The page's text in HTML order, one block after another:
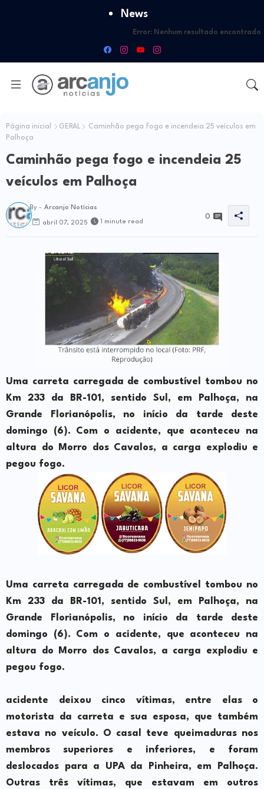
News
Error: Nenhum resultado encontrado
Página inicial GERAL
Caminhão pega fogo e incendeia 25 veículos em
Palhoça
Caminhão pega fogo e incendeia 25
veículos em Palhoça
By - Arcanjo Notícias
abril 07, 2025 1 minute read
0
Uma carreta carregada de combustível tombou no
Km 233 da BR-101, sentido Sul, em Palhoça, na
Grande Florianópolis, no início da tarde deste
domingo (6). Com o acidente, que aconteceu na
altura do Morro dos Cavalos, a carga explodiu e
pegou fogo.
Uma carreta carregada de combustível tombou no
Km 233 da BR-101, sentido Sul, em Palhoça, na
Grande Florianópolis, no início da tarde deste
domingo (6). Com o acidente, que aconteceu na
altura do Morro dos Cavalos, a carga explodiu e
pegou fogo.
acidente deixou cinco vítimas, entre elas o
motorista da carreta e sua esposa, que também
estava no veículo. O casal teve queimaduras nos
membros superiores e inferiores, e foram
deslocados para a UPA da Pinheira, em Palhoça.
Outras três vítimas, que estavam em outros